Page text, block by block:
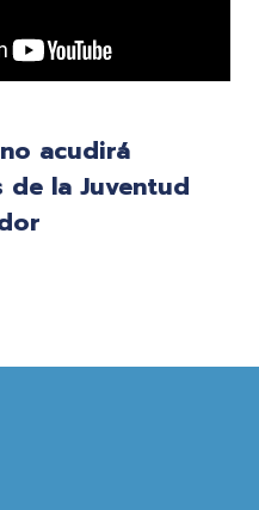
acudirá
de la Juventud